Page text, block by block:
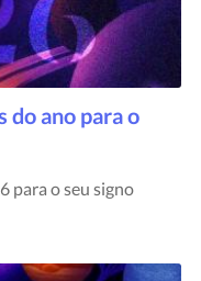
ano para o
para o seu signo